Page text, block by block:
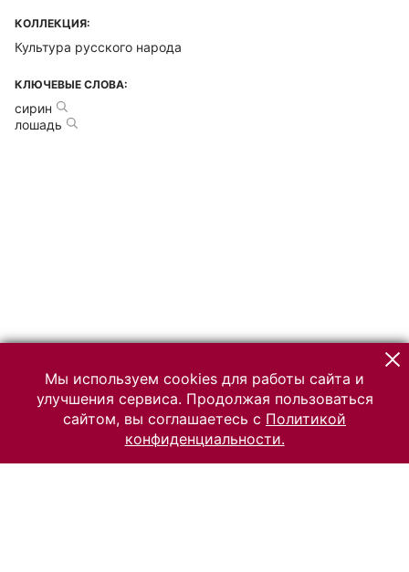
КОЛЛЕКЦИЯ:
Культура русского народа
КЛЮЧЕВЫЕ СЛОВА:
сирин
лошадь
Мы используем cookies для работы сайта и
улучшения сервиса. Продолжая пользоваться
сайтом, вы соглашаетесь с Политикой
конфиденциальности.